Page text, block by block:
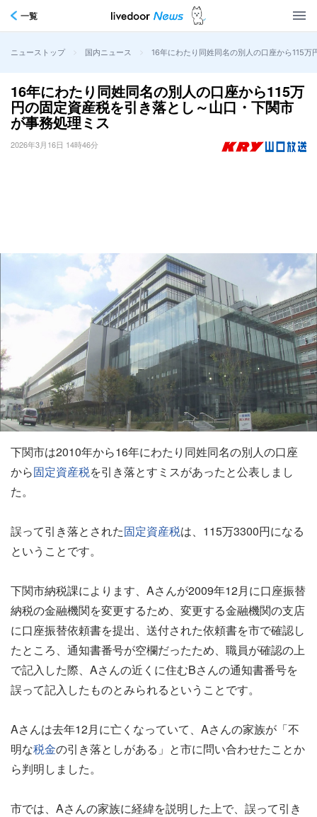
一覧
ニューストップ > 国内ニュース > 16年にわたり同姓同名の別人の口座から115
16年にわたり同姓同名の別人の口座から115万
円の固定資産税を引き落とし～山口・下関市
が事務処理ミス
2026年3月16日 14時46分
下関市は2010年から16年にわたり同姓同名の別人の口座
から固定資産税を引き落とすミスがあったと公表しまし
た。
誤って引き落とされた固定資産税は、115万3300円になる
ということです。
下関市納税課によります、Aさんが2009年12月に口座振替
納税の金融機関を変更するため、変更する金融機関の支店
に口座振替依頼書を提出、送付された依頼書を市で確認し
たところ、通知書番号が空欄だったため、職員が確認の上
で記入した際、Aさんの近くに住むBさんの通知書番号を
誤って記入したものとみられるということです。
Aさんは去年12月に亡くなっていて、Aさんの家族が「不
明な税金の引き落としがある」と市に問い合わせたことか
ら判明しました。
市では、Aさんの家族に経緯を説明した上で、誤って引き